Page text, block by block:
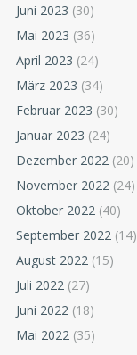
Juni 2023 (30)
Mai 2023 (36)
April 2023 (24)
März 2023 (34)
Februar 2023 (30)
Januar 2023 (24)
Dezember 2022 (20)
November 2022 (24)
Oktober 2022 (40)
September 2022 (14)
August 2022 (15)
Juli 2022 (27)
Juni 2022 (18)
Mai 2022 (35)